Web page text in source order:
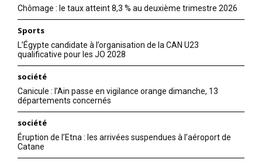
Chômage : le taux atteint 8,3 % au deuxième trimestre 2026
Sports
L’Égypte candidate à l’organisation de la CAN U23
qualificative pour les JO 2028
société
Canicule : l’Ain passe en vigilance orange dimanche, 13
départements concernés
société
Éruption de l’Etna : les arrivées suspendues à l’aéroport de
Catane